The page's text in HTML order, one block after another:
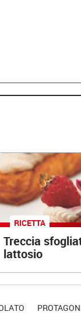
RICETTA
Treccia
lattosio